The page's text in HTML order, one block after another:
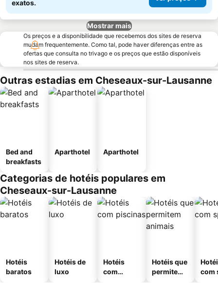
exatos.
Mostrar mais
Os preços e a disponibilidade que recebemos dos sites de reserva
mudam frequentemente. Como tal, pode haver diferenças entre as
ofertas que consulta no trivago e os preços que estão disponíveis
nos sites de reserva.
Outras estadias em Cheseaux-sur-Lausanne
Bed and
breakfasts
Aparthotel Aparthotel
Categorias de hotéis populares em
Cheseaux-sur-Lausanne
Hotéis
baratos
Hotéis de
luxo
Hotéis
com
Hotéis que
permitem
com